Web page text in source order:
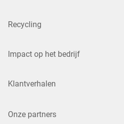
Recycling
Impact op het bedrijf
Klantverhalen
Onze partners